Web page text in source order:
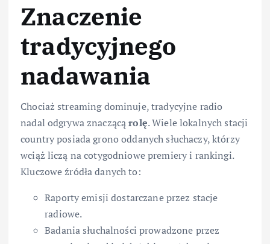
Znaczenie
tradycyjnego
nadawania
Chociaż streaming dominuje, tradycyjne radio
nadal odgrywa znaczącąrolę. Wiele lokalnych stacji
country posiada grono oddanych słuchaczy, którzy
wciąż liczą na cotygodniowe premiery i rankingi.
Kluczowe źródła danych to:
Raporty emisji dostarczane przez stacje
radiowe.
Badania słuchalności prowadzone przez